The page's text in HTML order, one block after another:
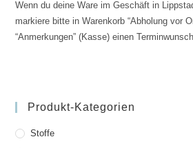
Wenn du deine Ware im Geschäft in
markiere bitte in Warenkorb “Abholung vor
“Anmerkungen” (Kasse) einen
Produkt-Kategorien
Stoffe